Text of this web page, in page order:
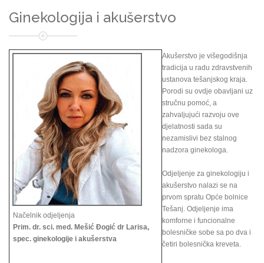
Ginekologija i akušerstvo
Načelnik odjeljenja
Prim. dr. sci. med. Mešić Đogić dr Larisa,
spec. ginekologije i akušerstva
Akušerstvo je višegodišnja
tradicija u radu zdravstvenih
ustanova tešanjskog kraja.
Porodi su ovdje obavljani uz
stručnu pomoć, a
zahvaljujući razvoju ove
djelatnosti sada su
nezamislivi bez stalnog
nadzora ginekologa.
Odjeljenje za ginekologiju i
akušerstvo nalazi se na
prvom spratu Opće bolnice
Tešanj. Odjeljenje ima
komforne i funcionalne
bolesničke sobe sa po dva i
četiri bolesnička kreveta.